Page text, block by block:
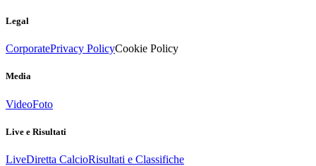
Legal
CorporatePrivacy PolicyCookie Policy
Media
VideoFoto
Live e Risultati
LiveDiretta CalcioRisultati e Classifiche